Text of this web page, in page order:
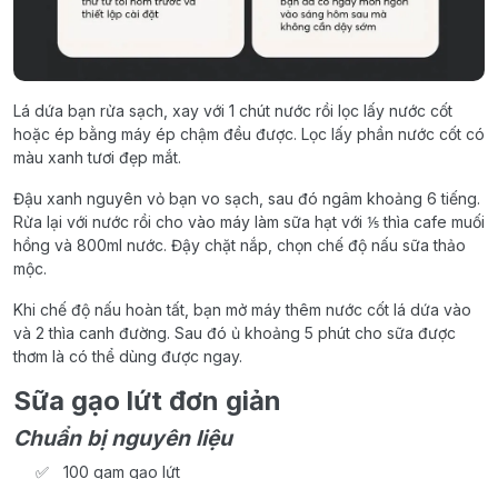
Lá dứa bạn rửa sạch, xay với 1 chút nước rồi lọc lấy nước cốt
hoặc ép bằng máy ép chậm đều được. Lọc lấy phần nước cốt có
màu xanh tươi đẹp mắt.
Đậu xanh nguyên vỏ bạn vo sạch, sau đó ngâm khoảng 6 tiếng.
Rửa lại với nước rồi cho vào máy làm sữa hạt với ⅕ thìa cafe muối
hồng và 800ml nước. Đậy chặt nắp, chọn chế độ nấu sữa thảo
mộc.
Khi chế độ nấu hoàn tất, bạn mở máy thêm nước cốt lá dứa vào
và 2 thìa canh đường. Sau đó ủ khoảng 5 phút cho sữa được
thơm là có thể dùng được ngay.
Sữa gạo lứt đơn giản
Chuẩn bị nguyên liệu
100 gam gạo lứt